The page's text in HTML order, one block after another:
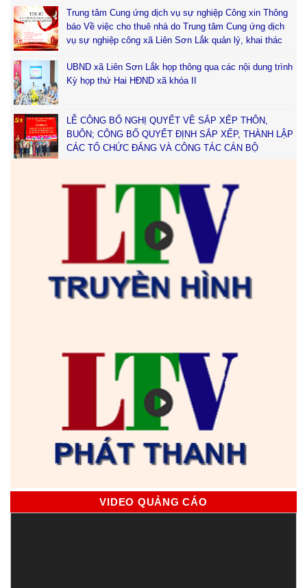
Trung tâm Cung ứng dịch vụ sự nghiệp Công xin Thông
báo Về việc cho thuê nhà do Trung tâm Cung ứng dịch
vụ sự nghiệp công xã Liên Sơn Lắk quản lý, khai thác
UBND xã Liên Sơn Lắk họp thông qua các nội dung trình
Kỳ họp thứ Hai HĐND xã khóa II
LỄ CÔNG BỐ NGHỊ QUYẾT VỀ SẮP XẾP THÔN,
BUÔN; CÔNG BỐ QUYẾT ĐỊNH SẮP XẾP, THÀNH LẬP
CÁC TỔ CHỨC ĐẢNG VÀ CÔNG TÁC CÁN BỘ
VIDEO QUẢNG CÁO